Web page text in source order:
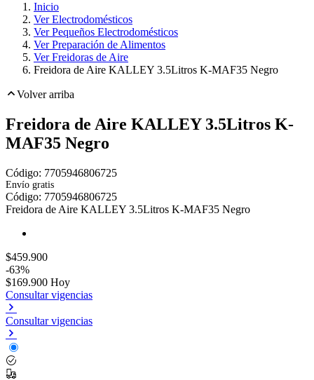
Inicio
Ver Electrodomésticos
Ver Pequeños Electrodomésticos
Ver Preparación de Alimentos
Ver Freidoras de Aire
Freidora de Aire KALLEY 3.5Litros K-MAF35 Negro
Volver arriba
Freidora de Aire KALLEY 3.5Litros K-
MAF35 Negro
Código: 7705946806725
Envío gratis Toca dos veces para ampliar
Código: 7705946806725
Freidora de Aire KALLEY 3.5Litros K-MAF35 Negro
$459.900
-63%
$169.900 Hoy
Consultar vigencias
Consultar vigencias